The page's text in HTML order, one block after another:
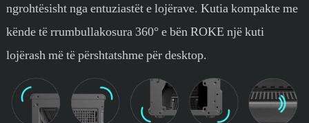
ngrohtësisht nga entuziastët e lojërave. Kutia kompakte me
kënde të rrumbullakosura 360° e bën ROKE një kuti
lojërash më të përshtatshme për desktop.